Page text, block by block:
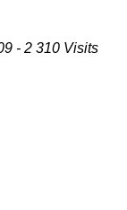
- 2 310 Visits